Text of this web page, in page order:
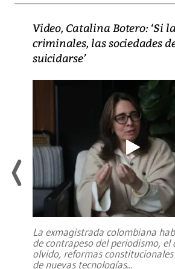
Video, Catalina Botero: ‘Si
criminales, las sociedades
suicidarse’
La exmagistrada colombiana
de contrapeso del periodismo, el
olvido, reformas
de nuevas tecnologías...